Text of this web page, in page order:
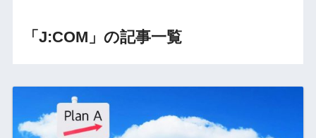
「J:COM」の記事一覧